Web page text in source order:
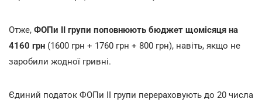
Отже, ФОПи ІІ групи поповнюють бюджет щомісяця на
4160 грн (1600 грн + 1760 грн + 800 грн), навіть, якщо не
заробили жодної гривні.
Єдиний податок ФОПи ІІ групи перераховують до 20 числа